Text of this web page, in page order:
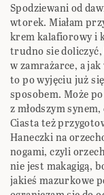
Spodziewani od
wtorek. Miałam
krem kalafiorowy i
trudno sie
w zamrażarce, a
to po wyjęciu już
sposobem. Może
z młodszym
Ciasta też
Haneczki na
nogami, czyli
nie jest makagigą,
jakieś mazurkowe